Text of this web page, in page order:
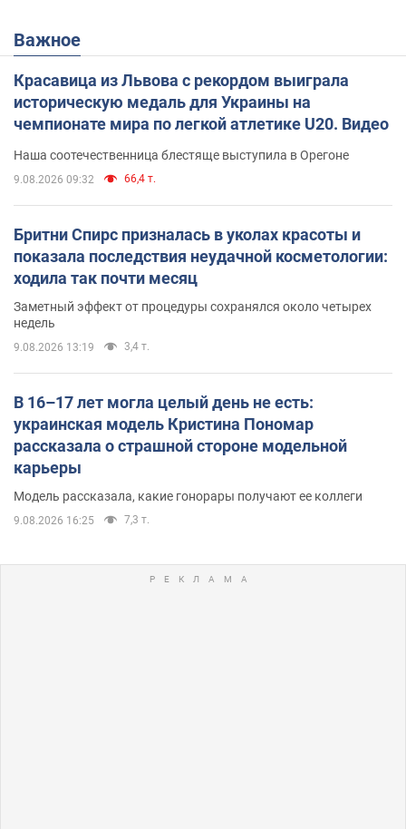
Важное
Красавица из Львова с рекордом выиграла
историческую медаль для Украины на
чемпионате мира по легкой атлетике U20. Видео
Наша соотечественница блестяще выступила в Орегоне
9.08.2026 09:32 66,4 т.
Бритни Спирс призналась в уколах красоты и
показала последствия неудачной косметологии:
ходила так почти месяц
Заметный эффект от процедуры сохранялся около четырех
недель
9.08.2026 13:19 3,4 т.
В 16–17 лет могла целый день не есть:
украинская модель Кристина Пономар
рассказала о страшной стороне модельной
карьеры
Модель рассказала, какие гонорары получают ее коллеги
9.08.2026 16:25 7,3 т.